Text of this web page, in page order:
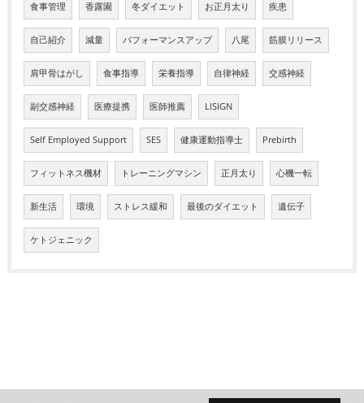
食事管理 香露園 冬ダイエット お正月太り 疾患
自己紹介 減量 パフォーマンスアップ 八尾 筋膜リリース
肩甲骨はがし 食事指導 栄養指導 自律神経 交感神経
副交感神経 医療提携 医師推薦 LISIGN
Self Employed Support SES 健康運動指導士 Prebirth
フィットネス機材 トレーニングマシン 正月太り 心機一転
新生活 環境 ストレス緩和 最後のダイエット 遺伝子
ケトジェニック